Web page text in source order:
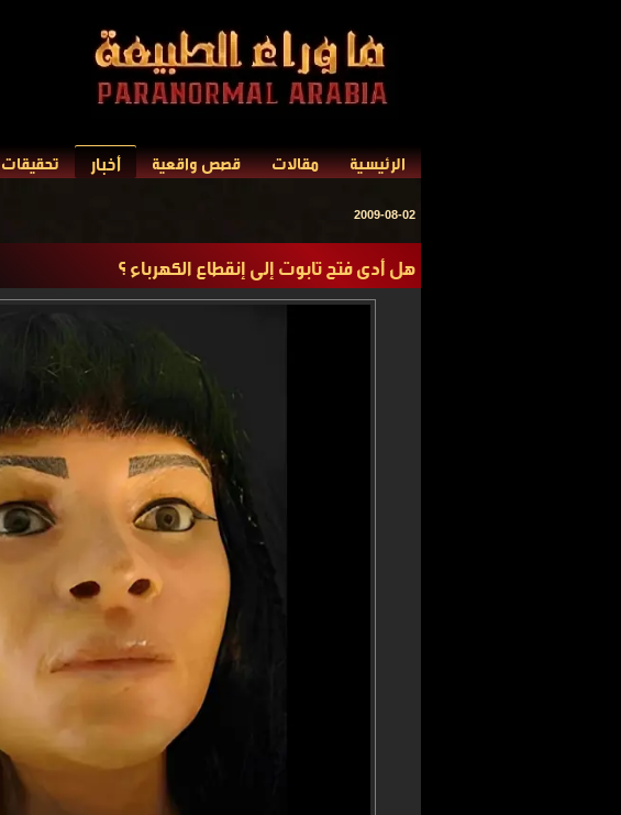
الرئيسية مقالات قصص واقعية أخبار تحقيقات
2009-08-02
هل أدى فتح تابوت إلى إنقطاع الكهرباء ؟